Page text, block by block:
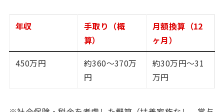
年収
手取り（概
算）
月額換算（12
ヶ月）
450万円
約360〜370万
円
約30万円〜31
万円